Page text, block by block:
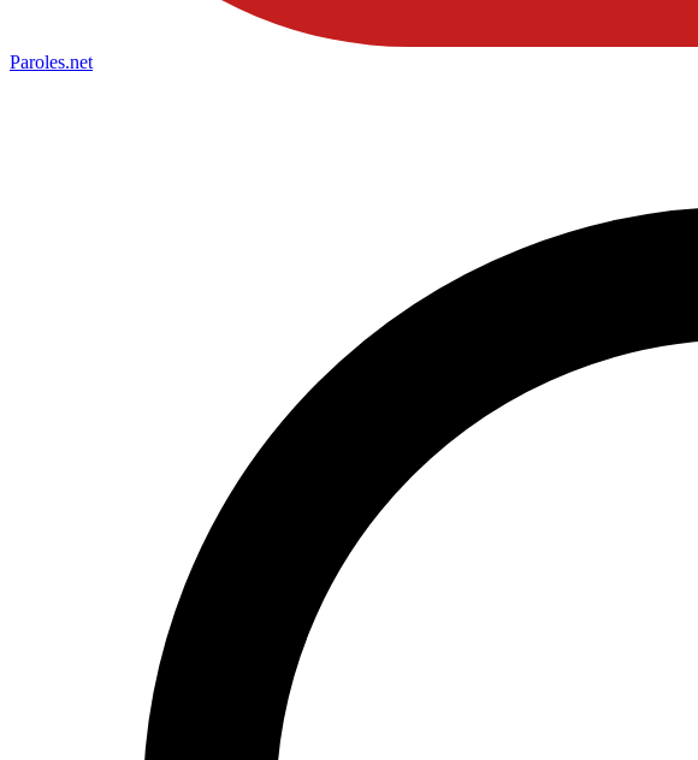
Paroles.net